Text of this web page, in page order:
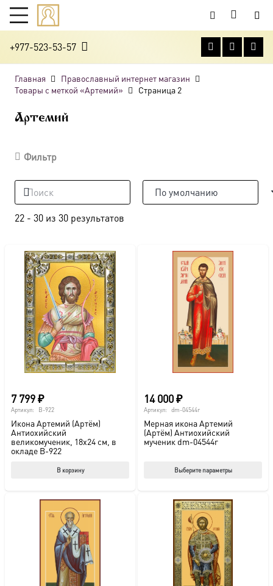
+977-523-53-57
Главная
Православный интернет магазин
Товары с меткой «Артемий»
Страница 2
Артемий
Фильтр
22 - 30 из 30 результатов
7 799₽
Артикул: B-922
Икона Артемий (Артём)
Антиохийский
великомученик, 18х24 см, в
окладе B-922
В корзину
14 000₽
Артикул: dm-04544r
Мерная икона Артемий
(Артём) Антиохийский
мученик dm-04544r
Выберите параметры